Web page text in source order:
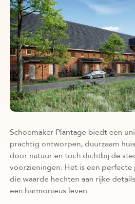
Schoemaker Plantage biedt een
prachtig ontworpen, duurzaam
door natuur en toch dichtbij de
voorzieningen. Het is een perfecte
die waarde hechten aan rijke
een harmonieus leven.